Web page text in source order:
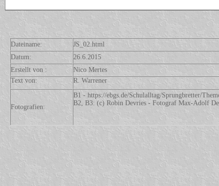
Dateiname:
JS_02.html
Datum:
26.6.2015
Erstellt von :
Nico Mertes
Text von:
R. Warrener
Fotografien:
B1 - https://ebgs.de/Schulalltag/Sprungbretter/
B2, B3: (c) Robin Devries - Fotograf Max-Adolf